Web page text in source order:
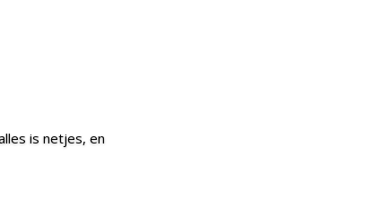
is netjes, en